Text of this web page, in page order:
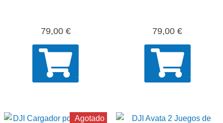
79,00 €
AÑADIR
79,00€
AÑADIR
Agotado